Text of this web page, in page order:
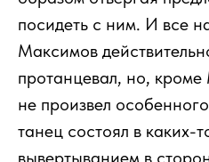
посидеть с ним. И все
Максимов
протанцевал, но,
не произвел
танец состоял в каких-
вывертыванием в